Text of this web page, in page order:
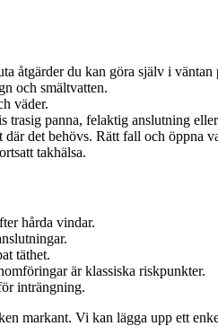
åtgärder du kan göra själv i väntan
och smältvatten.
väder.
panna, felaktig anslutning
det behövs. Rätt fall och öppna
takhälsa.
hårda vindar.
täthet.
är klassiska riskpunkter.
inträngning.
markant. Vi kan lägga upp ett